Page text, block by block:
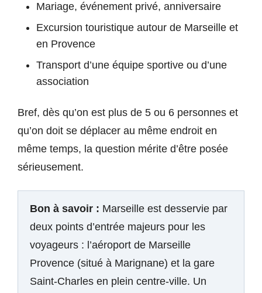
Mariage, événement privé, anniversaire
Excursion touristique autour de Marseille et
en Provence
Transport d’une équipe sportive ou d’une
association
Bref, dès qu’on est plus de 5 ou 6 personnes et
qu’on doit se déplacer au même endroit en
même temps, la question mérite d’être posée
sérieusement.
Bon à savoir : Marseille est desservie par
deux points d’entrée majeurs pour les
voyageurs : l’aéroport de Marseille
Provence (situé à Marignane) et la gare
Saint-Charles en plein centre-ville. Un